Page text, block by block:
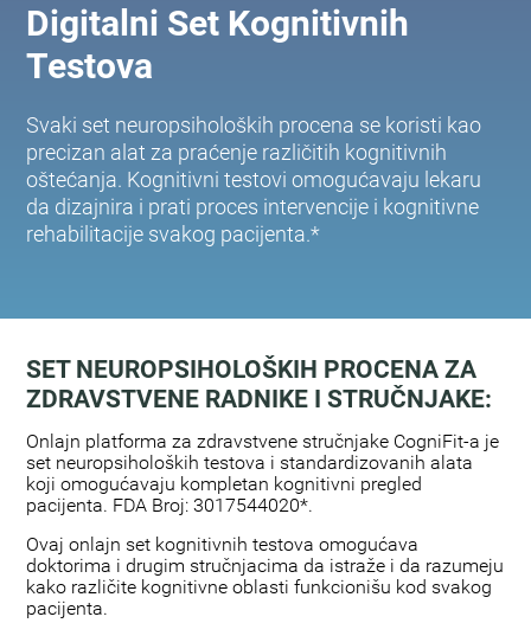
Digitalni Set Kognitivnih
Testova
Svaki set neuropsiholoških procena se koristi kao
precizan alat za praćenje različitih kognitivnih
oštećanja. Kognitivni testovi omogućavaju lekaru
da dizajnira i prati proces intervencije i kognitivne
rehabilitacije svakog pacijenta.*
SET NEUROPSIHOLOŠKIH PROCENA ZA
ZDRAVSTVENE RADNIKE I STRUČNJAKE:
Onlajn platforma za zdravstvene stručnjake CogniFit-a je
set neuropsiholoških testova i standardizovanih alata
koji omogućavaju kompletan kognitivni pregled
pacijenta. FDA Broj: 3017544020*.
Ovaj onlajn set kognitivnih testova omogućava
doktorima i drugim stručnjacima da istraže i da razumeju
kako različite kognitivne oblasti funkcionišu kod svakog
pacijenta.